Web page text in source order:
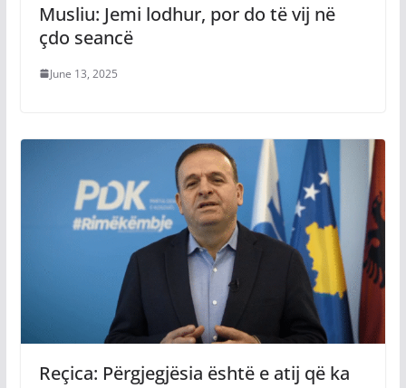
Musliu: Jemi lodhur, por do të vij në
çdo seancë
June 13, 2025
Reçica: Përgjegjësia është e atij që ka